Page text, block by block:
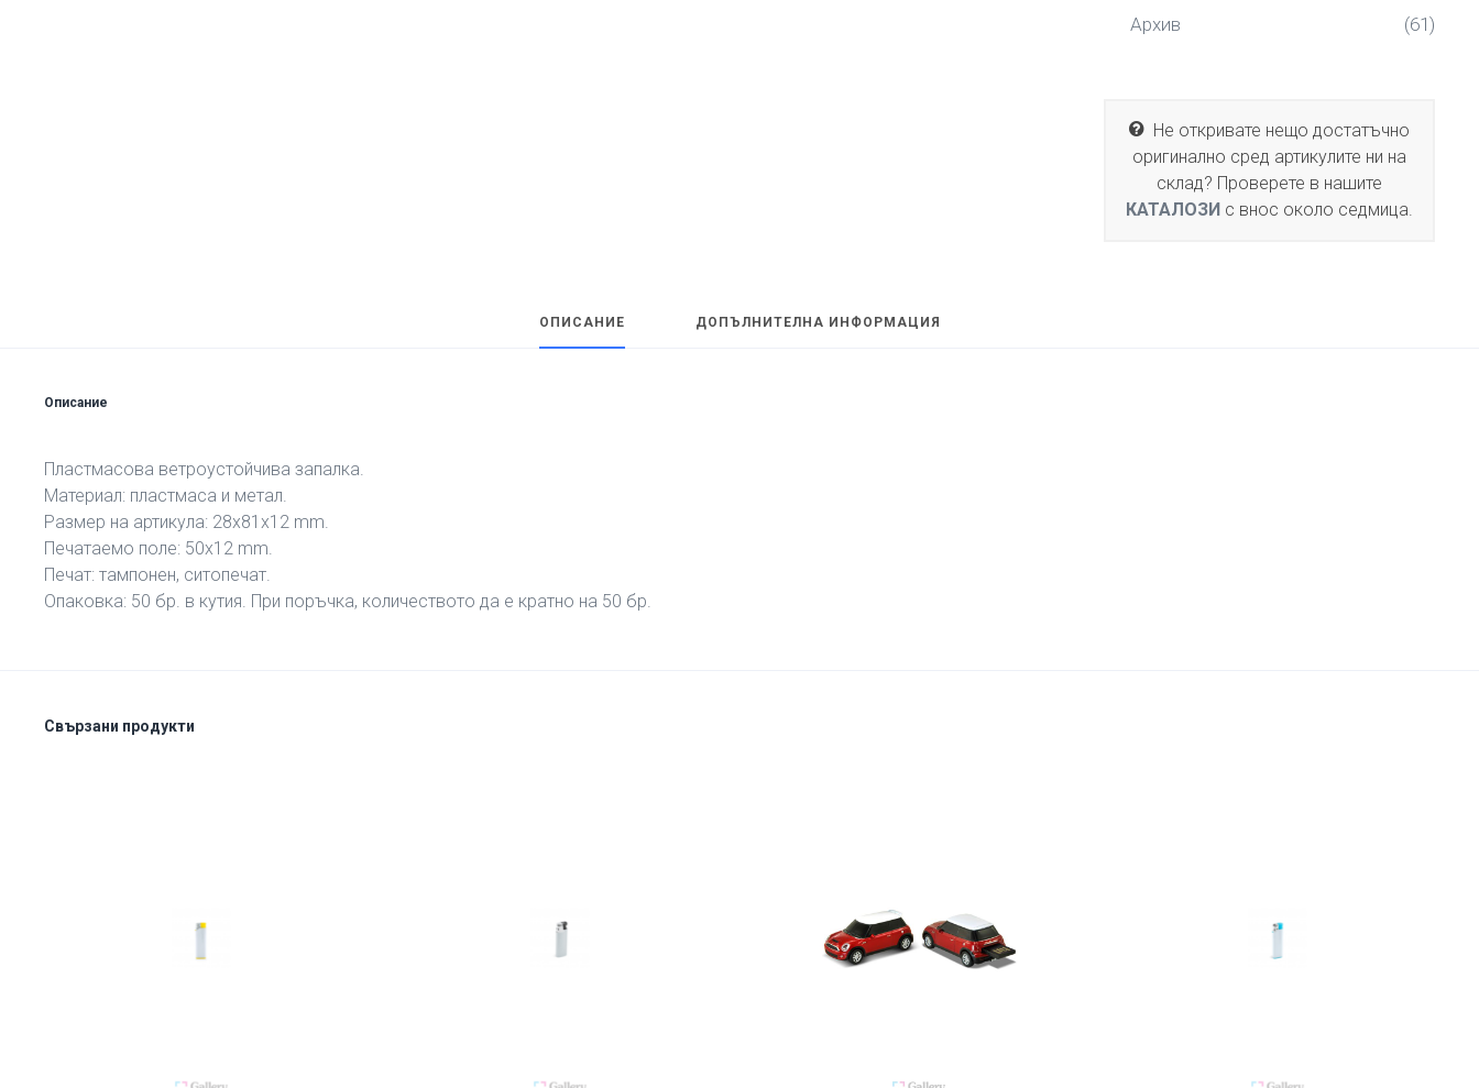
Архив
(61)
Не откривате нещо достатъчно
оригинално сред артикулите ни на
склад? Проверете в нашите
КАТАЛОЗИ с внос около седмица.
ОПИСАНИЕ ДОПЪЛНИТЕЛНА ИНФОРМАЦИЯ
Описание
Пластмасова ветроустойчива запалка.
Материал: пластмаса и метал.
Размер на артикула: 28х81х12 mm.
Печатаемо поле: 50х12 mm.
Печат: тампонен, ситопечат.
Опаковка: 50 бр. в кутия. При поръчка, количеството да е кратно на 50 бр.
Свързани продукти